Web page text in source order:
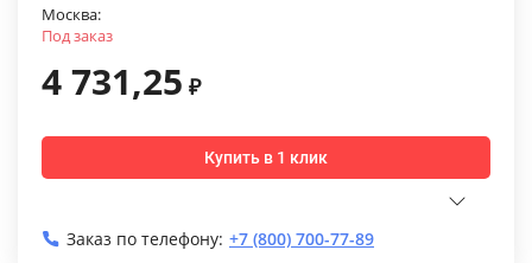
Москва:
Под заказ
4 731,25 ₽
Купить в 1 клик
Заказ по телефону: +7 (800) 700-77-89